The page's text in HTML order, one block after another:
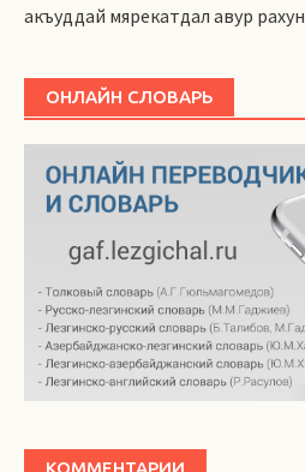
акъуддай мярекатдал авур рахун
ОНЛАЙН СЛОВАРЬ
КОММЕНТАРИИ